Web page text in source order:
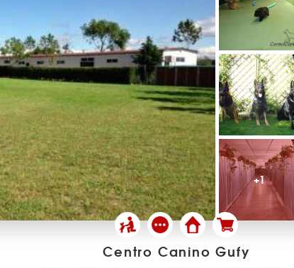
+1
Centro Canino Gufy